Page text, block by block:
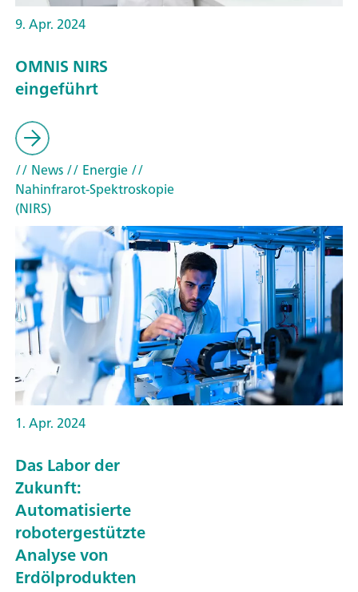
9. Apr. 2024
OMNIS NIRS
eingeführt
// News// Energie//
Nahinfrarot-Spektroskopie
(NIRS)
1. Apr. 2024
Das Labor der
Zukunft:
Automatisierte
robotergestützte
Analyse von
Erdölprodukten